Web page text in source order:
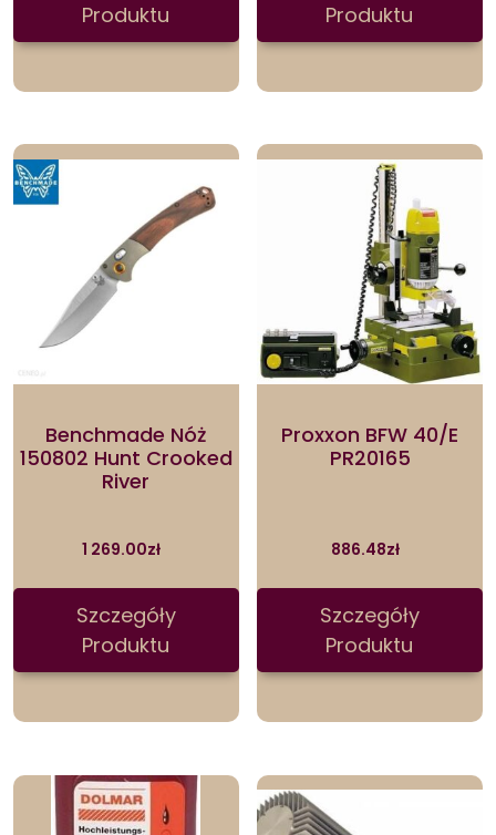
Produktu
Produktu
Benchmade Nóż
150802 Hunt Crooked
River
1 269.00zł
Szczegóły
Produktu
Proxxon BFW 40/E
PR20165
886.48zł
Szczegóły
Produktu